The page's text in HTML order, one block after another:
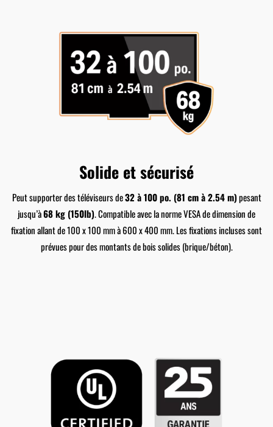
Solide et sécurisé
Peut supporter des téléviseurs de32 à 100 po. (81 cm à 2.54 m)pesant
jusqu’à68 kg (150lb). Compatible avec la norme VESA de dimension de
fixation allant de 100 x 100 mm à 600 x 400 mm. Les fixations incluses sont
prévues pour des montants de bois solides (brique/béton).